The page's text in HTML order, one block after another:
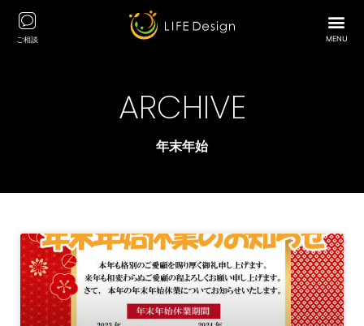
ご相談 MENU
ARCHIVE
年末年始